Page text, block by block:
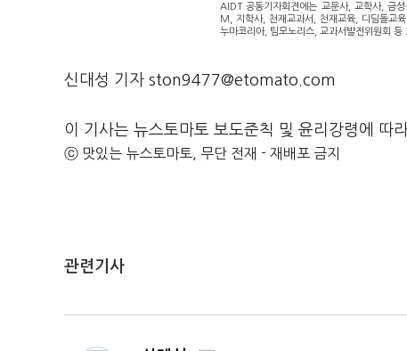
AIDT 공동기자회견에는 교문사, 교학사, 금
M, 지학사, 천재교과서, 천재교육, 디딤돌교
누마코리아, 팀모노리스, 교과서발전위원회
신대성 기자 ston9477@etomato.com
이 기사는 뉴스토마토 보도준칙 및 윤리강령에 따
ⓒ 맛있는 뉴스토마토, 무단 전재 - 재배포 금지
관련기사